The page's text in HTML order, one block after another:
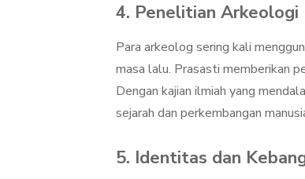
4. Penelitian Arkeologi
Para arkeolog sering kali
masa lalu. Prasasti memberikan
Dengan kajian ilmiah yang
sejarah dan perkembangan
5. Identitas dan